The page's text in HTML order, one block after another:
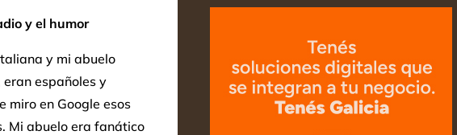
y el humor
y mi abuelo
españoles y
miro en Google esos
Mi abuelo era fanático